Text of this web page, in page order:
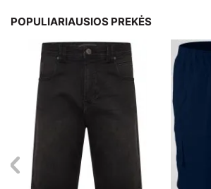
POPULIARIAUSIOS PREKĖS